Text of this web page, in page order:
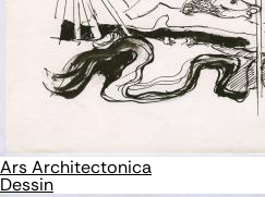
Ars Architectonica
Dessin